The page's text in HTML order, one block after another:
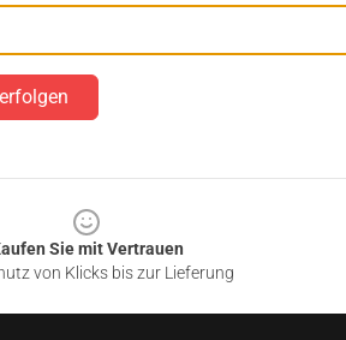
Sie mit Vertrauen
von Klicks bis zur Lieferung